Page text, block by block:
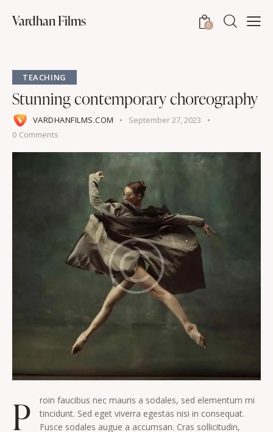
Vardhan Films 0
TEACHING
Stunning contemporary choreography
VARDHANFILMS.COM
September 27, 2023
0 Comments
P
roin faucibus nec mauris a sodales, sed elementum mi
tincidunt. Sed eget viverra egestas nisi in consequat.
Fusce sodales augue a accumsan. Cras sollicitudin,